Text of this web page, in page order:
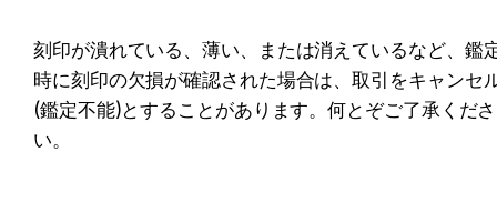
刻印が潰れている、薄い、または消えているなど、鑑
時に刻印の欠損が確認された場合は、取引をキャンセ
(鑑定不能)とすることがあります。何とぞご了承くださ
い。